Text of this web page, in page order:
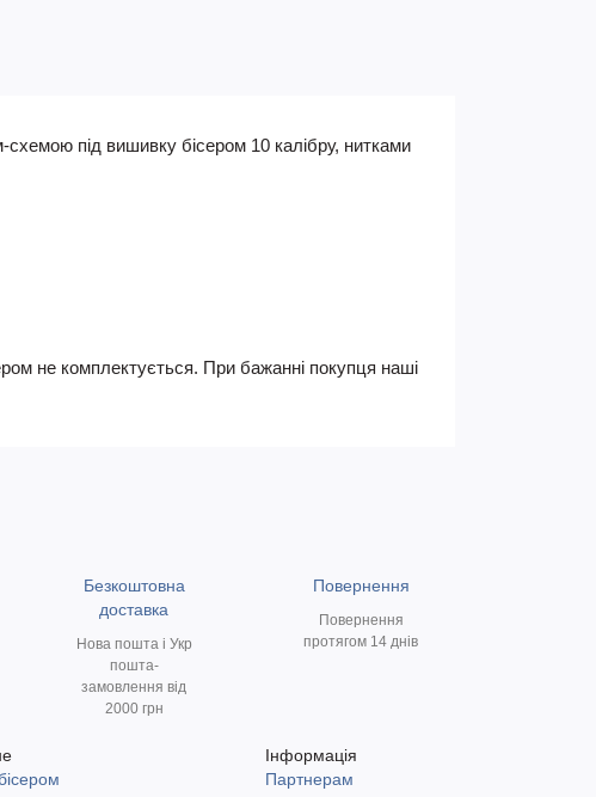
під вишивку бісером 10 калібру, нитками
не комплектується. При бажанні покупця наші
Безкоштовна
доставка
Нова пошта і Укр
пошта-
замовлення від
2000 грн
Повернення
Повернення
протягом 14 днів
Інформація
Партнерам